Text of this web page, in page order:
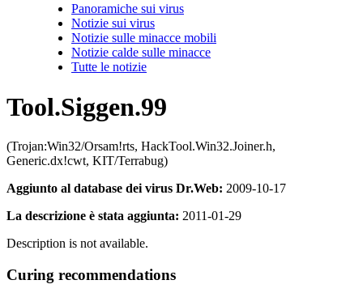
Panoramiche sui virus
Notizie sui virus
Notizie sulle minacce mobili
Notizie calde sulle minacce
Tutte le notizie
Tool.Siggen.99
(Trojan:Win32/Orsam!rts, HackTool.Win32.Joiner.h,
Generic.dx!cwt, KIT/Terrabug)
Aggiunto al database dei virus Dr.Web: 2009-10-17
La descrizione è stata aggiunta: 2011-01-29
Description is not available.
Curing recommendations